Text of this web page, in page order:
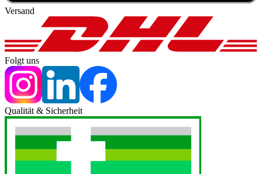
Versand
Folgt uns
Qualität & Sicherheit